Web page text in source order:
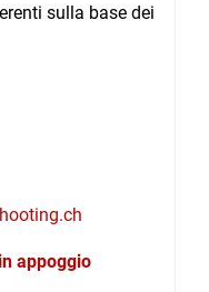
sulla base dei
appoggio